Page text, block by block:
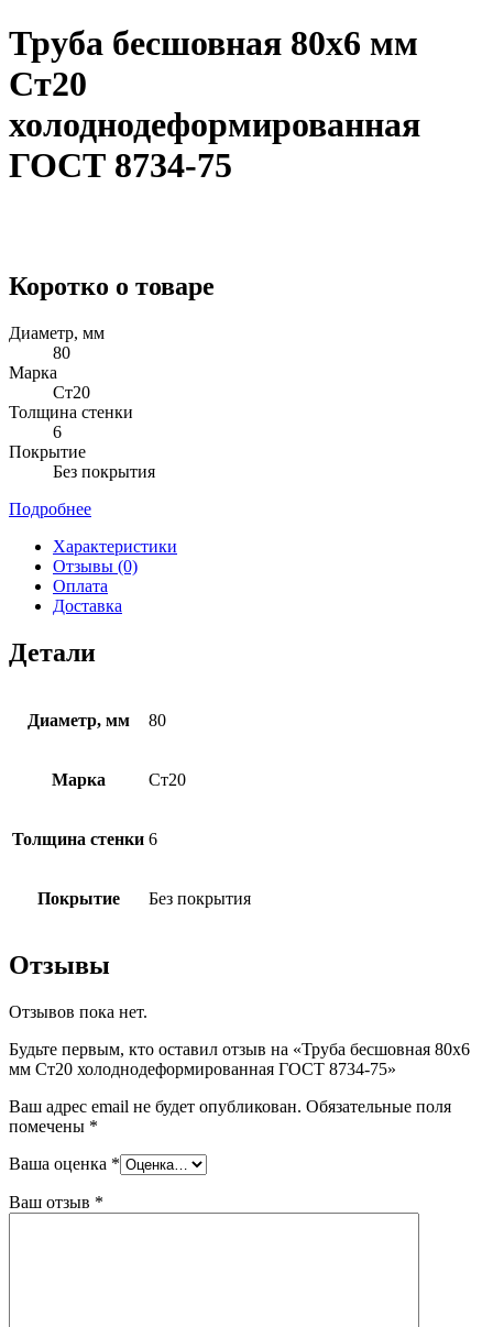
Труба бесшовная 80х6 мм
Ст20
холоднодеформированная
ГОСТ 8734-75
Коротко о товаре
Диаметр, мм
80
Марка
Ст20
Толщина стенки
6
Покрытие
Без покрытия
Подробнее
Характеристики
Отзывы (0)
Оплата
Доставка
Детали
Диаметр, мм 80
Марка Ст20
Толщина стенки 6
Покрытие Без покрытия
Отзывы
Отзывов пока нет.
Будьте первым, кто оставил отзыв на «Труба бесшовная 80х6
мм Ст20 холоднодеформированная ГОСТ 8734-75»
Ваш адрес email не будет опубликован. Обязательные поля
помечены *
Ваша оценка *
Ваш отзыв *